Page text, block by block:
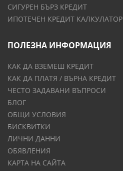
СИГУРЕН БЪРЗ КРЕДИТ
ИПОТЕЧЕН КРЕДИТ КАЛКУЛАТОР
ПОЛЕЗНА ИНФОРМАЦИЯ
КАК ДА ВЗЕМЕШ КРЕДИТ
КАК ДА ПЛАТЯ / ВЪРНА КРЕДИТ
ЧЕСТО ЗАДАВАНИ ВЪПРОСИ
БЛОГ
ОБЩИ УСЛОВИЯ
БИСКВИТКИ
ЛИЧНИ ДАННИ
ОБЯВЛЕНИЯ
КАРТА НА САЙТА